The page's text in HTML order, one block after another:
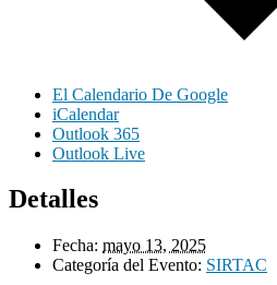
El Calendario De Google
iCalendar
Outlook 365
Outlook Live
Detalles
Fecha: mayo 13, 2025
Categoría del Evento: SIRTAC